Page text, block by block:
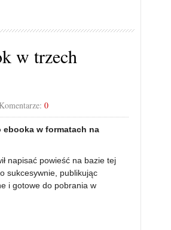
w trzech
0
w formatach na
napisać powieść na bazie tej
sukcesywnie, publikując
i gotowe do pobrania w